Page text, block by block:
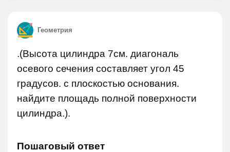
Геометрия
.(Высота цилиндра 7см. диагональ
осевого сечения составляет угол 45
градусов. с плоскостью основания.
найдите площадь полной поверхности
цилиндра.).
Пошаговый ответ